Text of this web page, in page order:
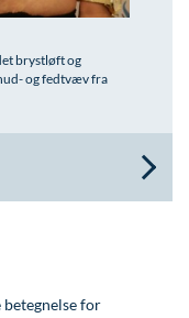
brystløft og
og fedtvæv fra
for